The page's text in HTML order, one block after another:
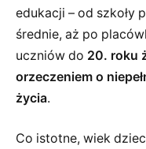
edukacji – od szkoły
średnie, aż po
uczniów do 20. roku
orzeczeniem o
życia.
Co istotne, wiek